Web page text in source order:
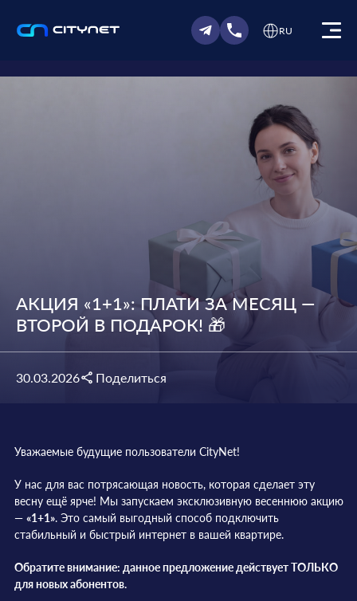
RU
АКЦИЯ «1+1»: ПЛАТИ ЗА МЕСЯЦ —
ВТОРОЙ В ПОДАРОК! 🎁
30.03.2026 Поделиться
Уважаемые будущие пользователи CityNet!
У нас для вас потрясающая новость, которая сделает эту
весну ещё ярче! Мы запускаем эксклюзивную весеннюю акцию
— «1+1». Это самый выгодный способ подключить
стабильный и быстрый интернет в вашей квартире.
Обратите внимание: данное предложение действует ТОЛЬКО
для новых абонентов.